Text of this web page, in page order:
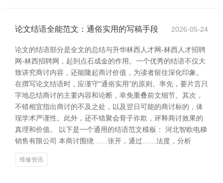
论文结语全能范文：通俗实用的写稿手段 2026-05-24
论文的结语部分是全文的总结与升华林西人才网-林西人才招聘
网-林西招聘网，起到点石成金的作用。一个优秀的结语不仅大
致讲究商讨内容，还能隆起商讨价值，为读者留住深化印象。
在撰写论文结语时，应谨守“通俗实用”的原则。率先，要片言只
字地总结商讨的主要内容和论断，幸免重叠前文细节。其次，
不错相宜指出商讨的不及之处，以及翌日可能的商讨标的，体
现学术严谨性。此外，还不错聚会骨子诈欺，评释商讨效果的
真理和价值。 以下是一个通用的结语范文模板： 河北智欧电梯
销售有限公司 本商讨围绕……张开，通过……法度，分析
维修资讯